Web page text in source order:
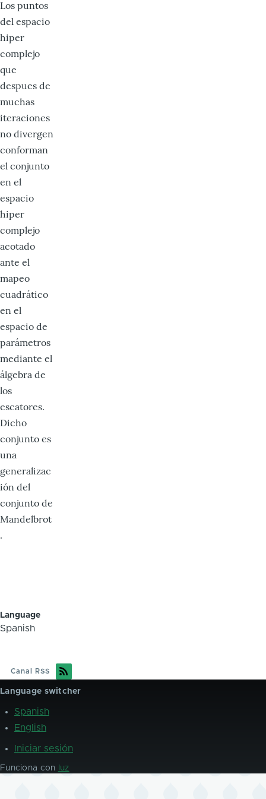
Los puntos
del espacio
hiper
complejo
que
despues de
muchas
iteraciones
no divergen
conforman
el conjunto
en el
espacio
hiper
complejo
acotado
ante el
mapeo
cuadrático
en el
espacio de
parámetros
mediante el
álgebra de
los
escatores.
Dicho
conjunto es
una
generalizac
ión del
conjunto de
Mandelbrot
.
Language
Spanish
Canal RSS
Language switcher
Spanish
English
User
menu
Iniciar sesión
Funciona con luz